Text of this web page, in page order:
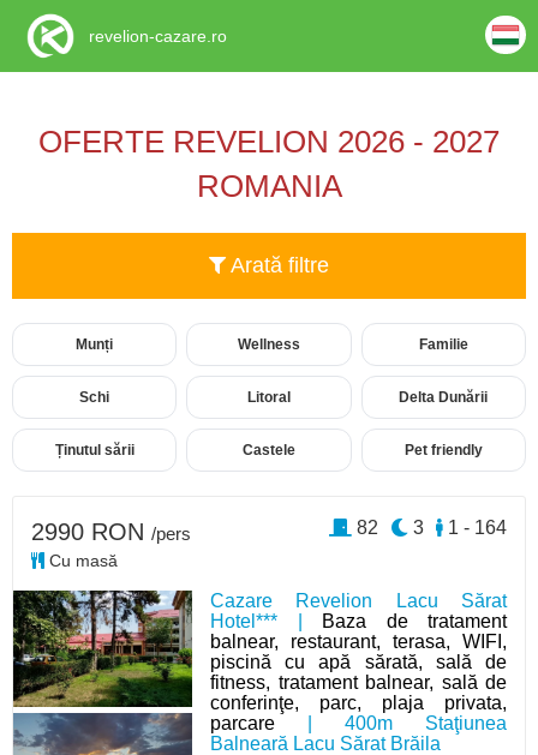
OFERTE REVELION 2026 - 2027
ROMANIA
Arată filtre
Munți Wellness Familie
Schi Litoral Delta Dunării
Ținutul sării Castele Pet friendly
Cazare Revelion Lacu Sărat
Hotel*** |
Baza de tratament
balnear, restaurant, terasa, WIFI,
piscină cu apă sărată, sală de
fitness, tratament balnear, sală de
conferinţe, parc, plaja privata,
parcare | 400m Staţiunea
Balneară Lacu Sărat Brăila
2990 RON /pers
Cu masă
1 - 164
3
82
revelion-cazare.ro